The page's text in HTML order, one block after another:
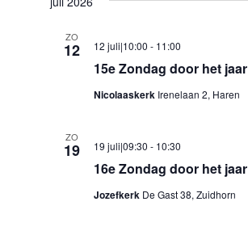
een
ZO
12
15e Zondag door het jaar
12 juli|10:00 - 11:00
Nicolaaskerk Irenelaan 2, Haren
ZO
19
16e Zondag door het jaar
19 juli|09:30 - 10:30
Jozefkerk De Gast 38, Zuidhorn